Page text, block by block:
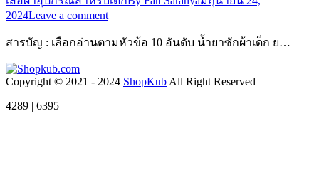
2024Leave a comment
สารบัญ : เลือกอ่านตามหัวข้อ 10 อันดับ น้ำยาซักผ้าเด็ก ย…
Copyright © 2021 - 2024 ShopKub All Right Reserved
4289 | 6395